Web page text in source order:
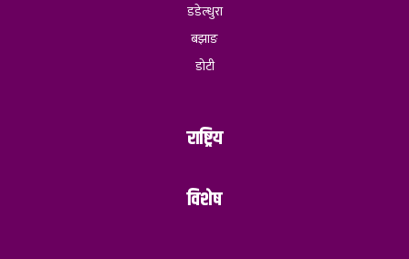
डडेल्धुरा
बझाङ
डोटी
राष्ट्रिय
विशेष